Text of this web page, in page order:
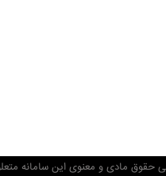
حقوق مادی و معنوی این سامانه